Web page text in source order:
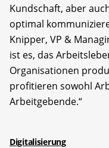
Kundschaft, aber
optimal
Knipper, VP &
ist es, das
Organisationen
profitieren sowohl
Arbeitgebende.“
Digitalisierung